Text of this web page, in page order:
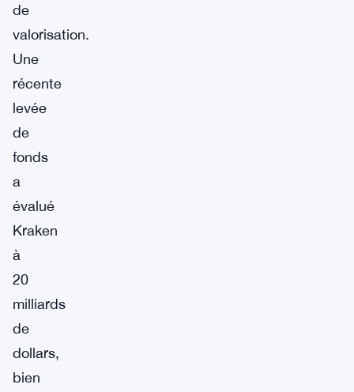
de
valorisation.
Une
récente
levée
de
fonds
a
évalué
Kraken
à
20
milliards
de
dollars,
bien